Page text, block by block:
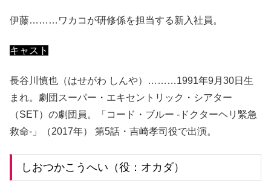
伊藤………ワカコが研修係を担当する新入社員。
キャスト
長谷川慎也（はせがわ しんや）………1991年9月30日生
まれ。劇団スーパー・エキセントリック・シアター
（SET）の劇団員。「コード・ブルー -ドクターヘリ緊急
救命-」（2017年） 第5話・吉崎孝司役で出演。
しおつかこうへい（役：オカダ）